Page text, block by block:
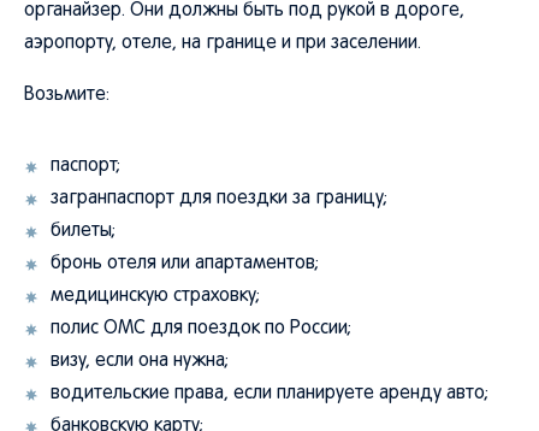
органайзер. Они должны быть под рукой в дороге,
аэропорту, отеле, на границе и при заселении.
Возьмите:
паспорт;
загранпаспорт для поездки за границу;
билеты;
бронь отеля или апартаментов;
медицинскую страховку;
полис ОМС для поездок по России;
визу, если она нужна;
водительские права, если планируете аренду авто;
банковскую карту;